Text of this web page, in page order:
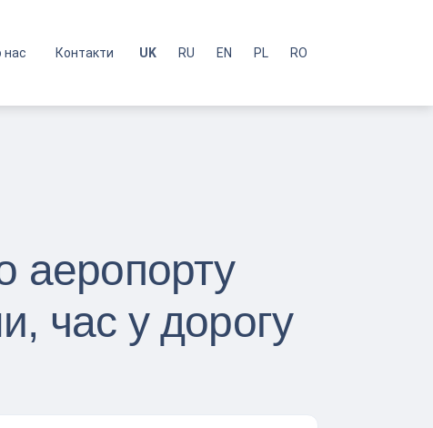
нас Контакти UK RU EN PL RO
аеропорту
час у дорогу